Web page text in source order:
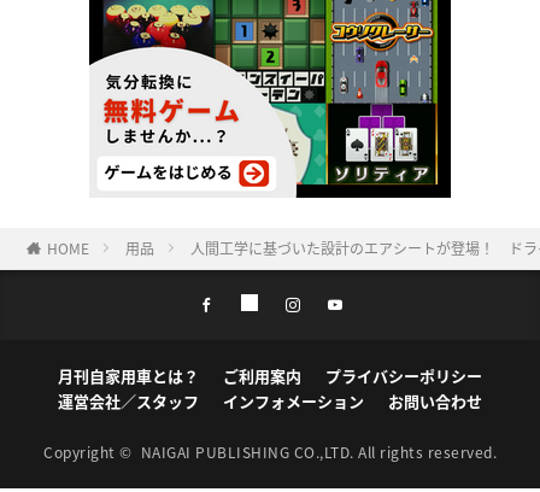
HOME 用品 人間工学に基づいた設計のエアシートが登場！ ド
月刊自家用車とは？ ご利用案内
プライバシーポリシー
運営会社／スタッフ
インフォメーション お問い合わせ
Copyright © NAIGAI PUBLISHING CO.,LTD. All rights reserved.